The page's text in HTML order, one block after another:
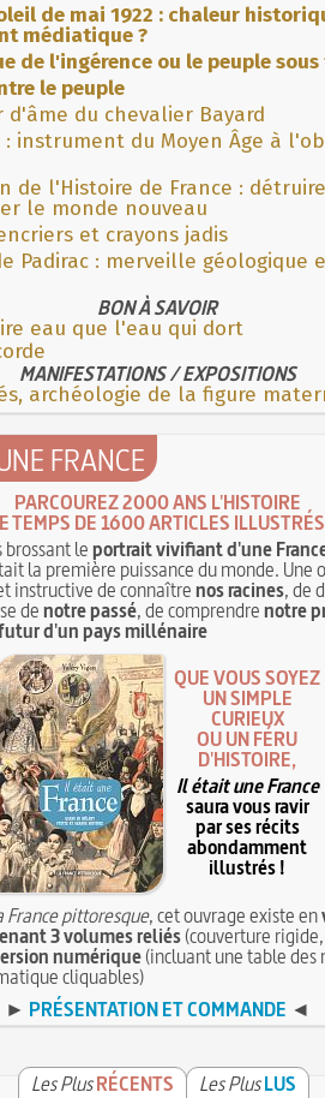
de mai 1922 : chaleur
médiatique ?
de l'ingérence ou le peuple
le peuple
d'âme du chevalier Bayard
instrument du Moyen Âge à
de l'Histoire de France :
le monde nouveau
et crayons jadis
Padirac : merveille géologique
BON À SAVOIR
eau que l'eau qui dort
MANIFESTATIONS / EXPOSITIONS
archéologie de la figure
FRANCE
PARCOUREZ 2000 ANS L'HISTOIRE
TEMPS DE 1600 ARTICLES ILLUSTRÉS
leportrait vivifiant d'une
la première puissance du monde. Une
instructive de connaîtrenos racines, de
denotre passé, de comprendrenotre
d'un pays millénaire
QUE VOUS SOYEZ
UN SIMPLE
CURIEUX
OU UN FÉRU
D'HISTOIRE,
Il était une France
saura vous ravir
par ses récits
abondamment
illustrés !
France pittoresque, cet ouvrage existe en
3 volumes reliés(couverture
numérique(incluant une table des
cliquables)
► PRÉSENTATION ET COMMANDE ◄
Les PlusRÉCENTS Les PlusLUS